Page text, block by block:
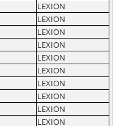
LEXION
LEXION
LEXION
LEXION
LEXION
LEXION
LEXION
LEXION
LEXION
LEXION